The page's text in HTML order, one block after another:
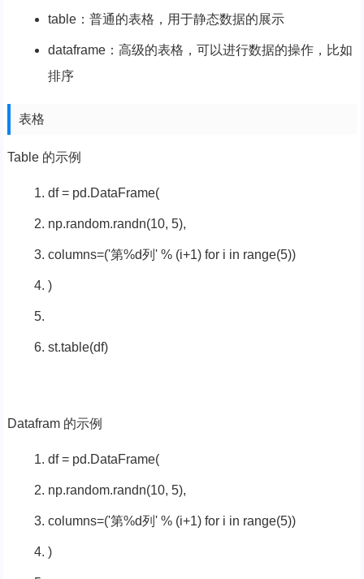
table：普通的表格，用于静态数据的展示
dataframe：高级的表格，可以进行数据的操作，比如
排序
表格
Table 的示例
df = pd.DataFrame(
np.random.randn(10, 5),
columns=('第%d列'% (i+1) fori in range(5))
)
st.table(df)
Datafram 的示例
df = pd.DataFrame(
np.random.randn(10, 5),
columns=('第%d列'% (i+1) fori in range(5))
)